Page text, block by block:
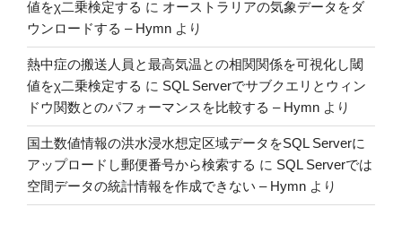
値をχ二乗検定する に オーストラリアの気象データをダ
ウンロードする – Hymn より
熱中症の搬送人員と最高気温との相関関係を可視化し閾
値をχ二乗検定する に SQL Serverでサブクエリとウィン
ドウ関数とのパフォーマンスを比較する – Hymn より
国土数値情報の洪水浸水想定区域データをSQL Serverに
アップロードし郵便番号から検索する に SQL Serverでは
空間データの統計情報を作成できない – Hymn より